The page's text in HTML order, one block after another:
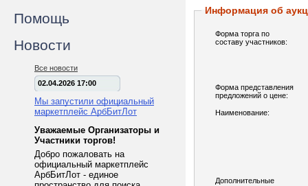
Помощь
Новости
Все новости
02.04.2026 17:00
Мы запустили официальный
маркетплейс АрбБитЛот
Уважаемые Организаторы и
Участники торгов!
Добро пожаловать на
официальный маркетплейс
АрбБитЛот - единое
Информация об
Форма торга по
составу участников:
Форма представления
предложений о цене:
Наименование:
Дополнительные